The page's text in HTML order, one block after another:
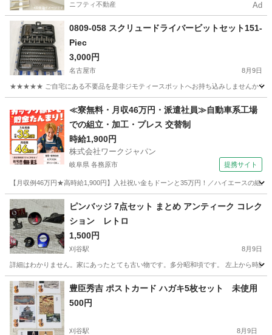
ニフティ不動産 Ad
0809-058 スクリュードライバービットセット151-
Piec
3,000円
名古屋市 8月9日
★★★★★ ご自宅にある不要品を是非ジモティースポットへお持ち込みしませんか？
その他 ビット
≪寮無料・月収46万円・派遣社員≫自動車系工場
での組立・加工・プレス 交替制
時給1,900円
株式会社ワークジャパン
岐阜県 各務原市 提携サイト
【月収例46万円★高時給1,900円】入社祝い金もドーンと35万円！／ハイエースの組
岐阜 各務原市 その他
ピンバッジ 7点セット まとめ アンティーク コレク
ション レトロ
1,500円
刈谷駅 8月9日
詳細はわかりません。家にあったとても古い物です。多分昭和頃です。 左上から時
愛知 刈谷市 刈谷駅 その他
豊臣秀吉 ポストカード ハガキ5枚セット 未使用
500円
刈谷駅 8月9日